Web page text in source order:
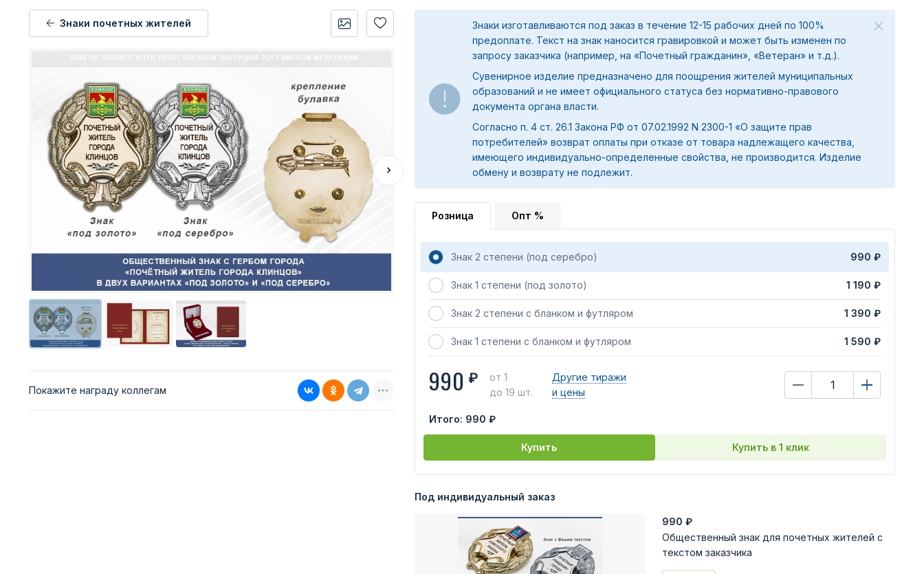
Знаки почетных жителей
Покажите награду коллегам
Знаки изготавливаются под заказ в течение 12-15 рабочих дней по 100%
предоплате. Текст на знак наносится гравировкой и может быть изменен по
запросу заказчика (например, на «Почетный гражданин», «Ветеран» и т.д.).
Сувенирное изделие предназначено для поощрения жителей муниципальных
образований и не имеет официального статуса без нормативно-правового
документа органа власти.
Согласно п. 4 ст. 26.1 Закона РФ от 07.02.1992 N 2300-1 «О защите прав
потребителей» возврат оплаты при отказе от товара надлежащего качества,
имеющего индивидуально-определенные свойства, не производится. Изделие
обмену и возврату не подлежит.
Розница Опт %
Знак 2 степени (под серебро) 990 ₽
Знак 1 степени (под золото) 1 190 ₽
Знак 2 степени с бланком и футляром 1 390 ₽
Знак 1 степени с бланком и футляром 1 590 ₽
990 ₽
от 1
до 19 шт.
Другие тиражи
и цены
Итого: 990 ₽
Купить Купить в 1 клик
Под индивидуальный заказ
990 ₽
Общественный знак для почетных жителей с
текстом заказчика